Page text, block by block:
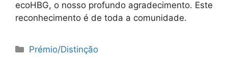
ecoHBG, o nosso profundo agradecimento. Este
reconhecimento é de toda a comunidade.
Categorias
Prémio/Distinção